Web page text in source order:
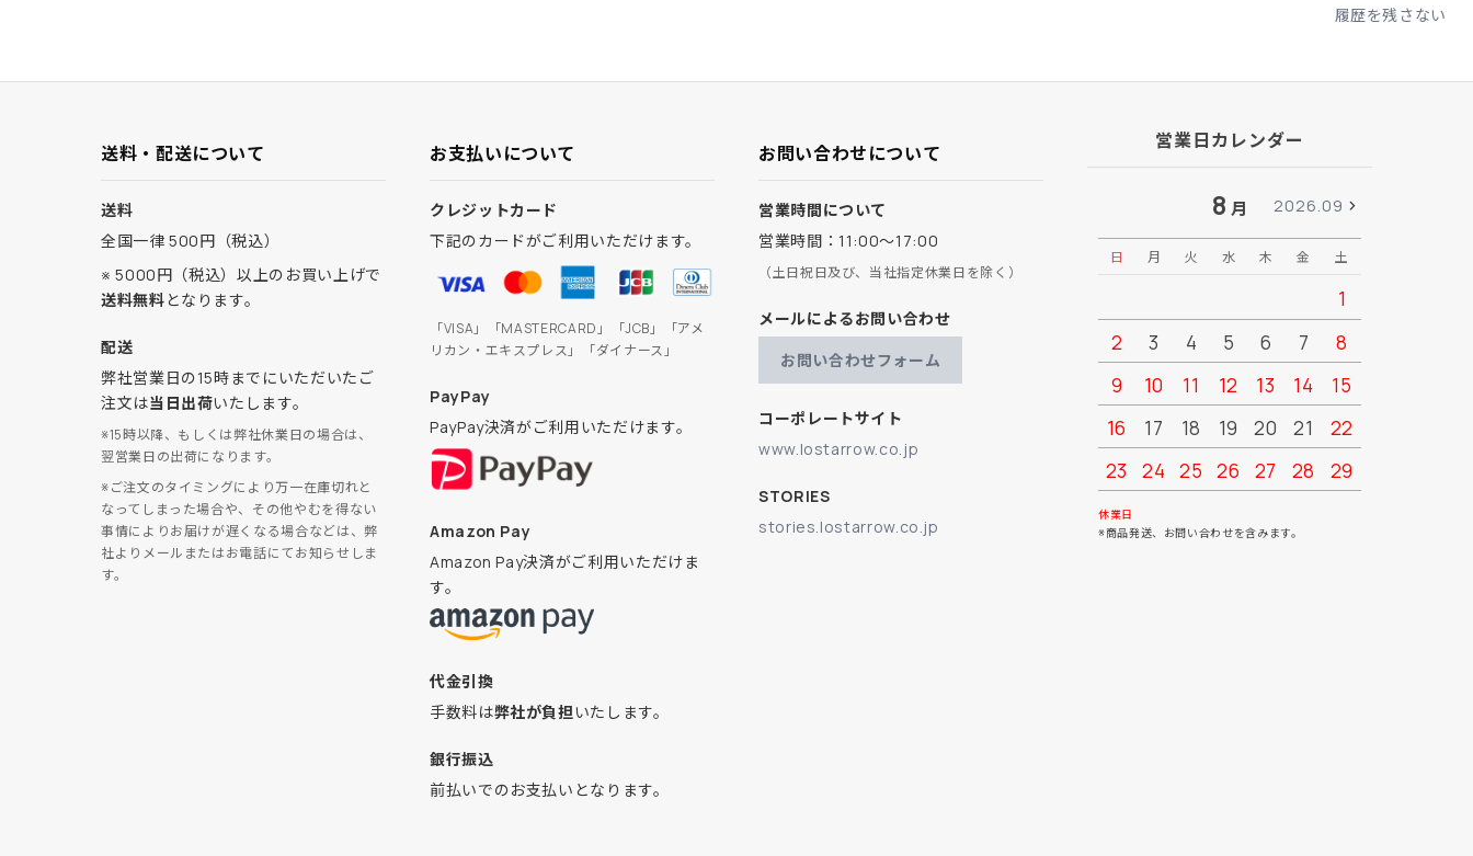
履歴を残さない
送料・配送について
送料
全国一律 500円（税込）
※ 5000円（税込）以上のお買い上げで
送料無料となります。
配送
弊社営業日の15時までにいただいたご
注文は当日出荷いたします。
※15時以降、もしくは弊社休業日の場合は、
翌営業日の出荷になります。
※ご注文のタイミングにより万一在庫切れと
なってしまった場合や、その他やむを得ない
事情によりお届けが遅くなる場合などは、弊
社よりメールまたはお電話にてお知らせしま
す。
お支払いについて
クレジットカード
下記のカードがご利用いただけます。
「VISA」「MASTERCARD」「JCB」「アメ
リカン・エキスプレス」「ダイナース」
PayPay
PayPay決済がご利用いただけます。
Amazon Pay
Amazon Pay決済がご利用いただけま
す。
代金引換
手数料は弊社が負担いたします。
銀行振込
前払いでのお支払いとなります。
お問い合わせについて
営業時間について
営業時間：11:00～17:00
（土日祝日及び、当社指定休業日を除く）
メールによるお問い合わせ
お問い合わせフォーム
コーポレートサイト
www.lostarrow.co.jp
STORIES
stories.lostarrow.co.jp
営業日カレンダー
8 月 2026.09
日 月 火 水 木 金 土
1
2
3 4 5 6 7
8
9
10 11 12 13 14
15
16
17 18 19 20 21
22
23
24 25 26 27 28
29
30
休業日
※商品発送、お問い合わせを含みます。